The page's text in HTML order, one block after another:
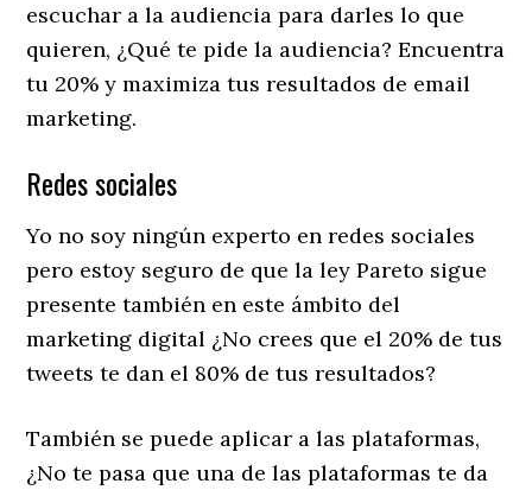
escuchar a la audiencia para darles lo que
quieren, ¿Qué te pide la audiencia? Encuentra
tu 20% y maximiza tus resultados de email
marketing.
Redes sociales
Yo no soy ningún experto en redes sociales
pero estoy seguro de que la ley Pareto sigue
presente también en este ámbito del
marketing digital ¿No crees que el 20% de tus
tweets te dan el 80% de tus resultados?
También se puede aplicar a las plataformas,
¿No te pasa que una de las plataformas te da